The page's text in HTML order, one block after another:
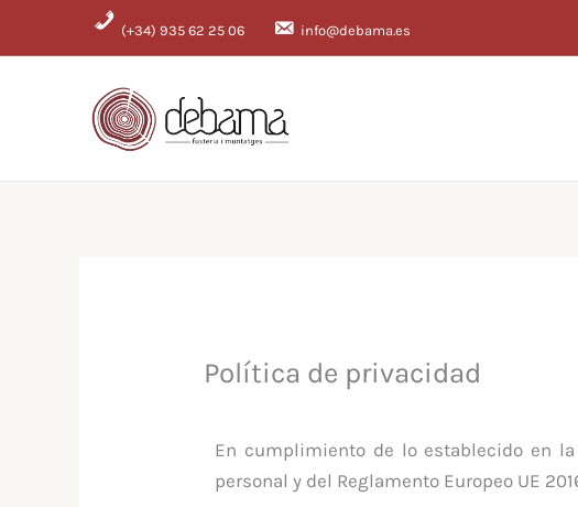
(+34) 935 62 25 06 info@debama.es
Política de privacidad
En cumplimiento de lo establecido en
personal y del Reglamento Europeo UE